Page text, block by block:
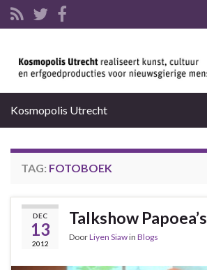
Kosmopolis Utrecht
TAG: FOTOBOEK
DEC
13
2012
Talkshow Papoea’s
DoorLiyen Siawin Blogs